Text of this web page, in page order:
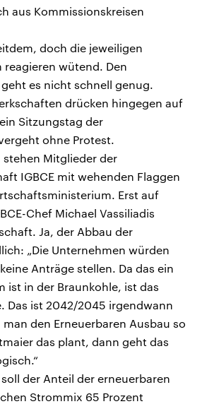
aus Kommissionskreisen
doch die jeweiligen
wütend. Den
es nicht schnell genug.
drücken hingegen auf
Sitzungstag der
ohne Protest.
stehen Mitglieder der
IGBCE mit wehenden Flaggen
Erst auf
Chef Michael Vassiliadis
Ja, der Abbau der
„Die Unternehmen würden
Anträge stellen. Da das ein
ist in der Braunkohle, ist das
Das ist 2042/2045 irgendwann
man den Erneuerbaren Ausbau so
das plant, dann geht das
der Anteil der erneuerbaren
Strommix 65 Prozent